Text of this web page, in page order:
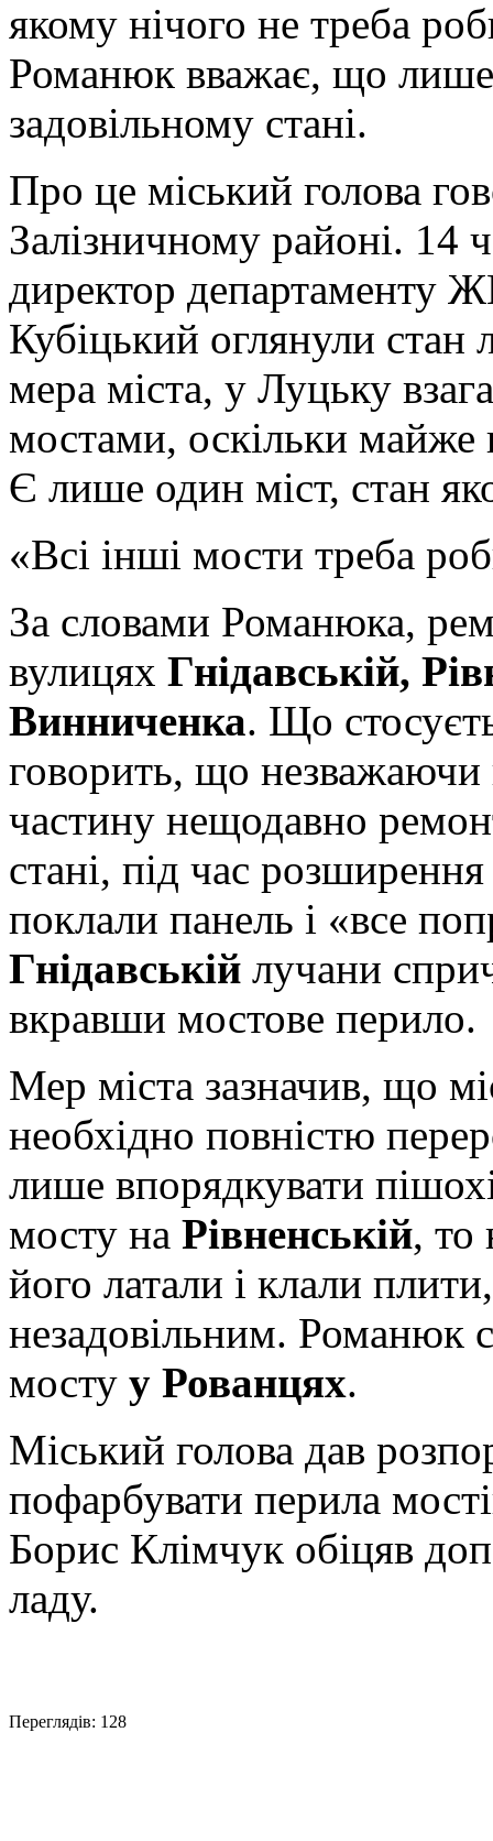
якому нічого не треба
Романюк вважає, що
задовільному стані.
Про це міський голова
Залізничному районі.
директор департаменту
Кубіцький оглянули стан
мера міста, у Луцьку
мостами, оскільки майже
Є лише один міст, стан
«Всі інші мости треба
За словами Романюка,
вулицях Гнідавській,
Винниченка. Що
говорить, що
частину нещодавно
стані, під час
поклали панель і «все
Гнідавській лучани
вкравши мостове перило.
Мер міста зазначив, що
необхідно повністю
лише впорядкувати
мосту на Рівненській, то
його латали і клали
незадовільним. Романюк
мосту у Рованцях.
Міський голова дав
пофарбувати перила
Борис Клімчук обіцяв
ладу.
Переглядів: 128